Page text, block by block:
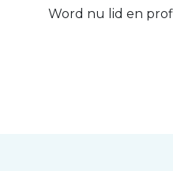
Word nu lid en